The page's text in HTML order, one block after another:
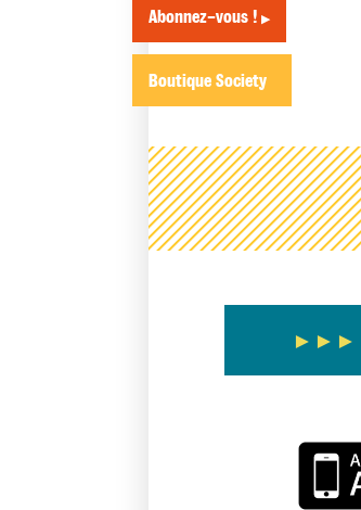
Abonnez-vous ! ▶
Boutique Society